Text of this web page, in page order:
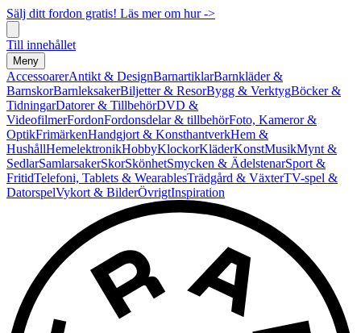
Sälj ditt fordon gratis! Läs mer om hur ->
Till innehållet
Meny
AccessoarerAntikt & DesignBarnartiklarBarnkläder &
BarnskorBarnleksakerBiljetter & ResorBygg & VerktygBöcker &
TidningarDatorer & TillbehörDVD &
VideofilmerFordonFordonsdelar & tillbehörFoto, Kameror &
OptikFrimärkenHandgjort & KonsthantverkHem &
HushållHemelektronikHobbyKlockorKläderKonstMusikMynt &
SedlarSamlarsakerSkorSkönhetSmycken & ÄdelstenarSport &
FritidTelefoni, Tablets & WearablesTrädgård & VäxterTV-spel &
DatorspelVykort & BilderÖvrigtInspiration